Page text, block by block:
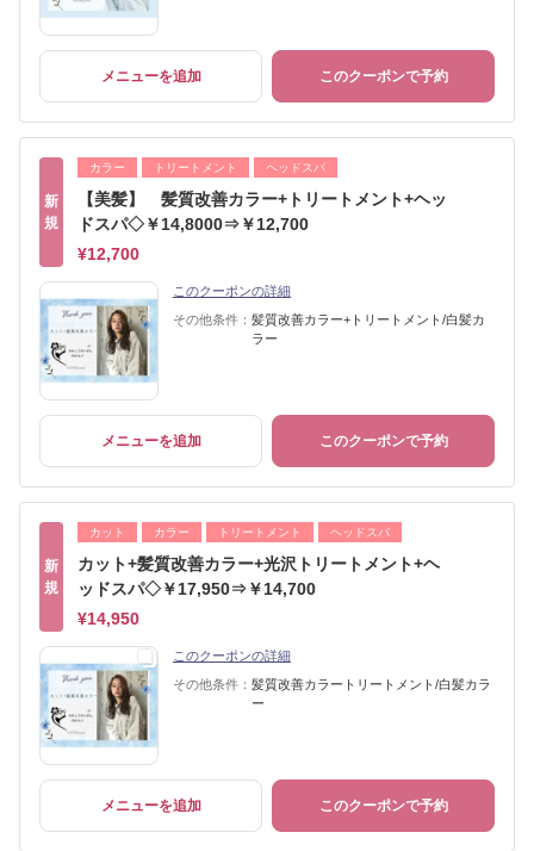
メニューを追加 このクーポンで予約
新
規
カラー トリートメント ヘッドスパ
【美髪】 髪質改善カラー+トリートメント+ヘッ
ドスパ◇￥14,8000⇒￥12,700
¥12,700
このクーポンの詳細
その他条件： 髪質改善カラー+トリートメント/白髪カ
ラー
メニューを追加 このクーポンで予約
新
規
カット カラー トリートメント ヘッドスパ
カット+髪質改善カラー+光沢トリートメント+ヘ
ッドスパ◇￥17,950⇒￥14,700
¥14,950
このクーポンの詳細
その他条件： 髪質改善カラートリートメント/白髪カラ
ー
メニューを追加 このクーポンで予約